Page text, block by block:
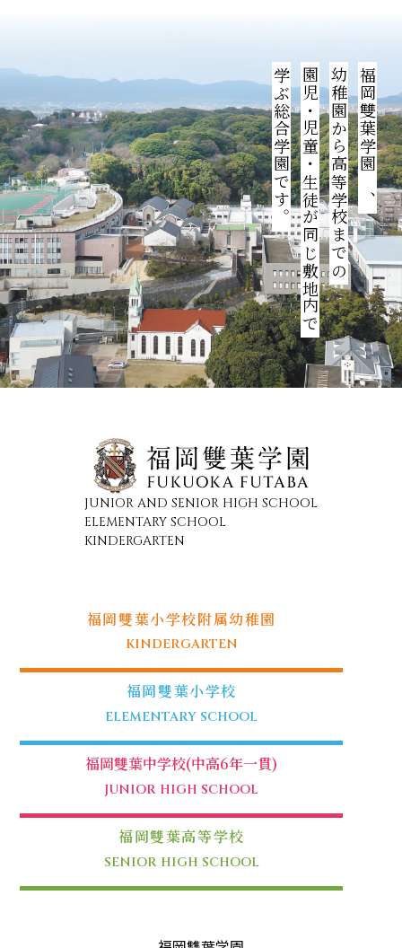
福岡雙葉学園は、
幼稚園から高等学校までの
園児・児童・生徒が同じ敷地内で
学ぶ総合学園です。
JUNIOR AND SENIOR HIGH SCHOOL
ELEMENTARY SCHOOL
KINDERGARTEN
福岡雙葉小学校附属幼稚園
KINDERGARTEN
福岡雙葉小学校
ELEMENTARY SCHOOL
福岡雙葉中学校(中高6年一貫)
JUNIOR HIGH SCHOOL
福岡雙葉高等学校
SENIOR HIGH SCHOOL